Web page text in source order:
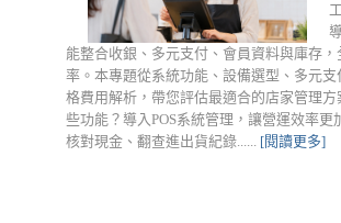
能整合收銀、多元支付、會員資料與庫存
率。本專題從系統功能、設備選型、多元
格費用解析，帶您評估最適合的店家管理方
些功能？導入POS系統管理，讓營運效率更
核對現金、翻查進出貨紀錄...... [閱讀更多]